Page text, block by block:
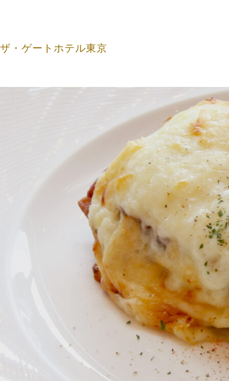
ザ・ゲートホテル東京